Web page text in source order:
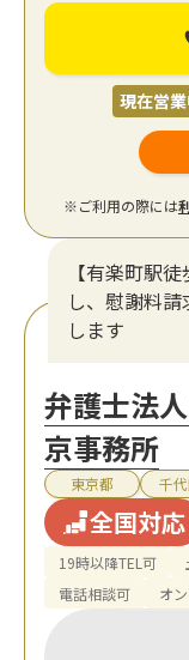
現在営
※ご利用の際には
【有楽町駅
し、慰謝料
します
弁護士法
京事務所
東京都 千
全国対応
19時以降TEL可
電話相談可
オ